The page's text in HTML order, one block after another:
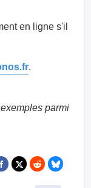
en ligne s'il
.
parmi